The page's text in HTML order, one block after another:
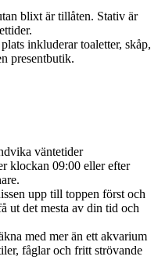
blixt är tillåten. Stativ är
inkluderar toaletter, skåp,
presentbutik.
väntetider
klockan 09:00 eller efter
upp till toppen först och
ut det mesta av din tid och
med mer än ett akvarium
fåglar och fritt strövande